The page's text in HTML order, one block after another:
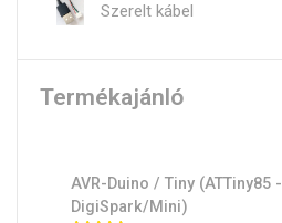
Szerelt kábel
Termékajánló
AVR-Duino / Tiny (ATTiny85 -
DigiSpark/Mini)